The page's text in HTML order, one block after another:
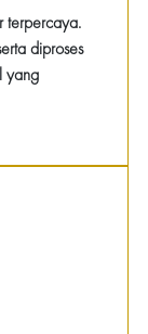
terpercaya.
diproses
yang